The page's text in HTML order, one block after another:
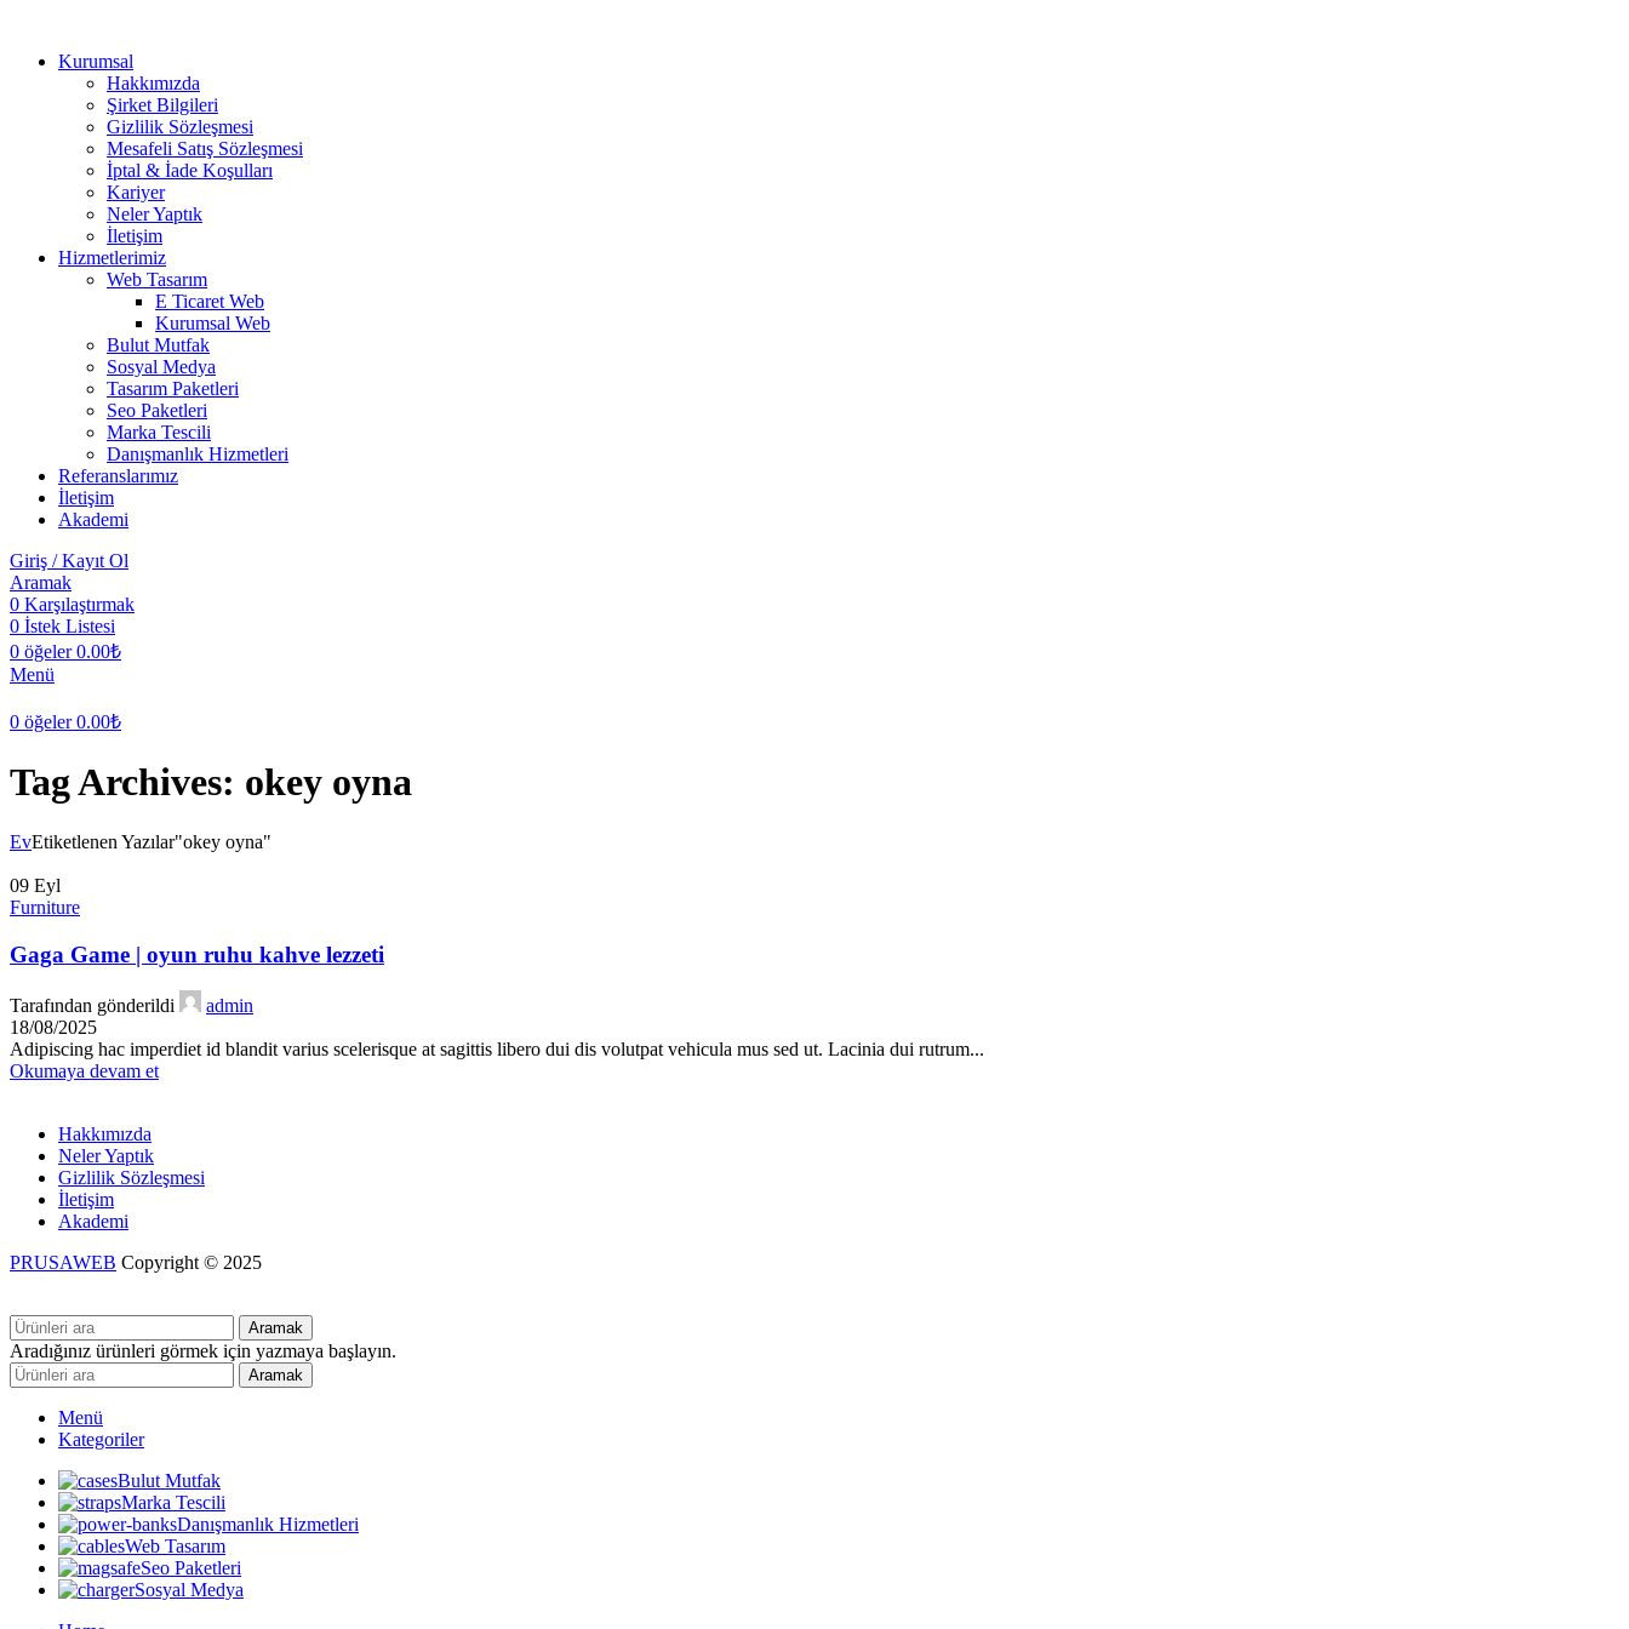
Kurumsal
Hakkımızda
Şirket Bilgileri
Gizlilik Sözleşmesi
Mesafeli Satış Sözleşmesi
İptal & İade Koşulları
Kariyer
Neler Yaptık
İletişim
Hizmetlerimiz
Web Tasarım
E Ticaret Web
Kurumsal Web
Bulut Mutfak
Sosyal Medya
Tasarım Paketleri
Seo Paketleri
Marka Tescili
Danışmanlık Hizmetleri
Referanslarımız
İletişim
Akademi
Giriş / Kayıt Ol
Aramak
0 Karşılaştırmak
0 İstek Listesi
0 öğeler 0.00₺
Menü
0 öğeler 0.00₺
Tag Archives: okey oyna
EvEtiketlenen Yazılar"okey oyna"
09 Eyl
Furniture
Gaga Game | oyun ruhu kahve lezzeti
Tarafından gönderildi
admin
18/08/2025
Adipiscing hac imperdiet id blandit varius scelerisque at sagittis libero dui dis volutpat vehicula mus sed ut. Lacinia dui rutrum...
Okumaya devam et
Hakkımızda
Neler Yaptık
Gizlilik Sözleşmesi
İletişim
Akademi
PRUSAWEB Copyright © 2025
Aramak
Aradığınız ürünleri görmek için yazmaya başlayın.
Aramak
Menü
Kategoriler
Bulut Mutfak
Marka Tescili
Danışmanlık Hizmetleri
Web Tasarım
Seo Paketleri
Sosyal Medya